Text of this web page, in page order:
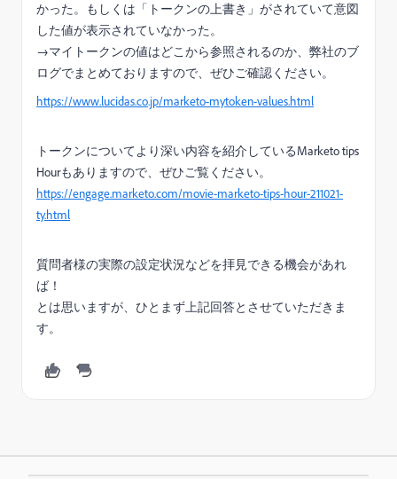
かった。もしくは「トークンの上書き」がされていて意図
した値が表示されていなかった。
→マイトークンの値はどこから参照されるのか、弊社のブ
ログでまとめておりますので、ぜひご確認ください。
https://www.lucidas.co.jp/marketo-mytoken-values.html
トークンについてより深い内容を紹介しているMarketo tips
Hourもありますので、ぜひご覧ください。
https://engage.marketo.com/movie-marketo-tips-hour-211021-
ty.html
質問者様の実際の設定状況などを拝見できる機会があれ
ば！
とは思いますが、ひとまず上記回答とさせていただきま
す。